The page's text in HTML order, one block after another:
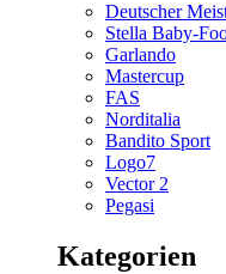
Deutscher
Stella Baby-
Garlando
Mastercup
FAS
Norditalia
Bandito Sport
Logo7
Vector 2
Pegasi
Kategorien